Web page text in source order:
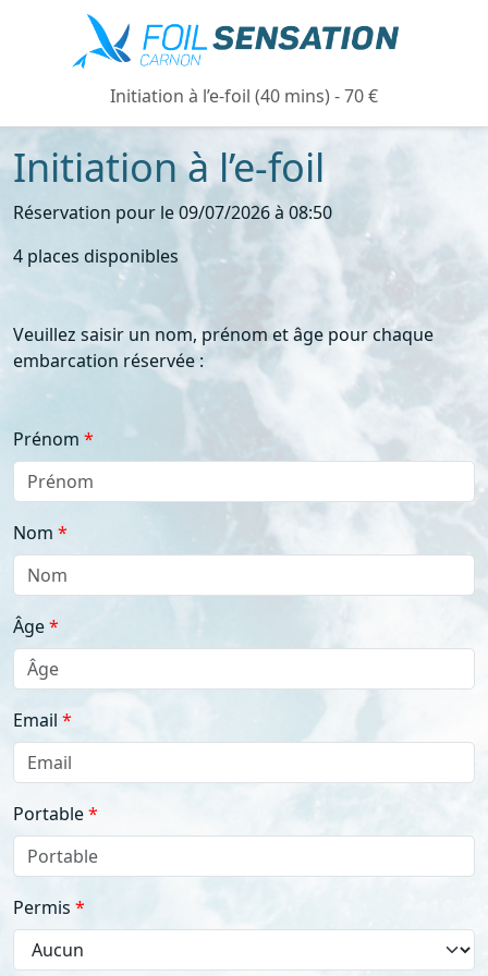
Initiation à l’e-foil (40 mins) - 70 €
Initiation à l’e-foil
Réservation pour le 09/07/2026 à 08:50
4 places disponibles
Veuillez saisir un nom, prénom et âge pour chaque
embarcation réservée :
Prénom
Nom
Âge
Email
Portable
Permis